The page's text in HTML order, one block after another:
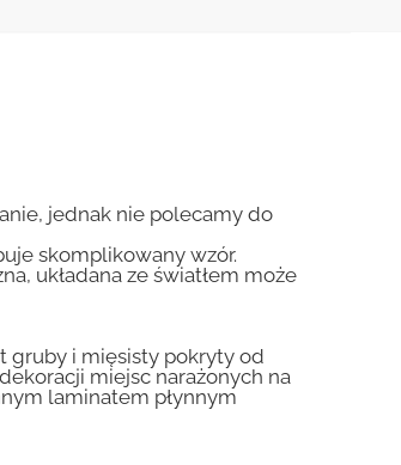
jednak nie polecamy do
skomplikowany wzór.
układana ze światłem może
gruby i mięsisty pokryty od
miejsc narażonych na
laminatem płynnym